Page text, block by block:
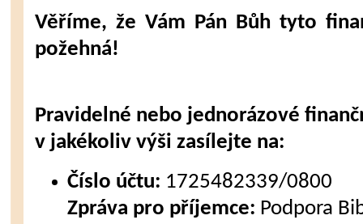
Věříme, že Vám Pán Bůh tyto
požehná!
Pravidelné nebo jednorázové
v jakékoliv výši zasílejte na:
Číslo účtu: 1725482339/0800
Zpráva pro příjemce: Podpora